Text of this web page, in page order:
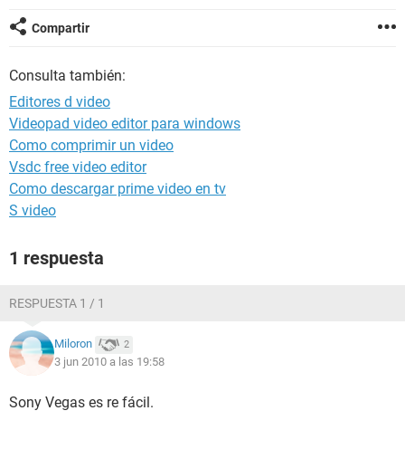
Compartir
Consulta también:
Editores d video
Videopad video editor para windows
Como comprimir un video
Vsdc free video editor
Como descargar prime video en tv
S video
1 respuesta
RESPUESTA 1 / 1
Miloron 2
3 jun 2010 a las 19:58
Sony Vegas es re fácil.